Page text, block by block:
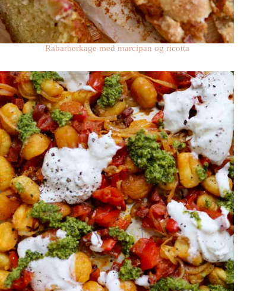
Rabarberkage med marcipan og ricotta